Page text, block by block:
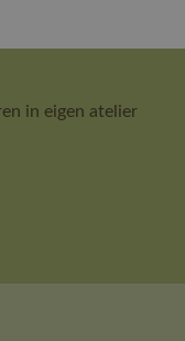
in eigen atelier